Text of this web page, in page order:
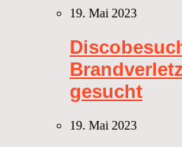
19. Mai 2023
gesucht
19. Mai 2023